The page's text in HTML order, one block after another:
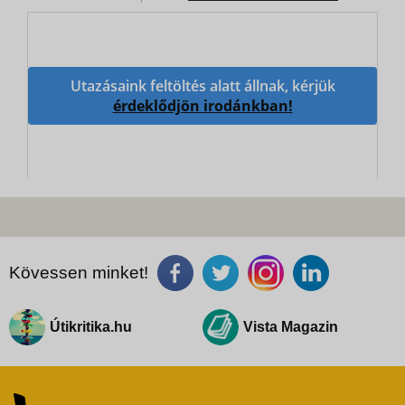
Utazásaink feltöltés alatt állnak, kérjük
érdeklődjön irodánkban!
Kövessen minket!
Útikritika.hu Vista Magazin